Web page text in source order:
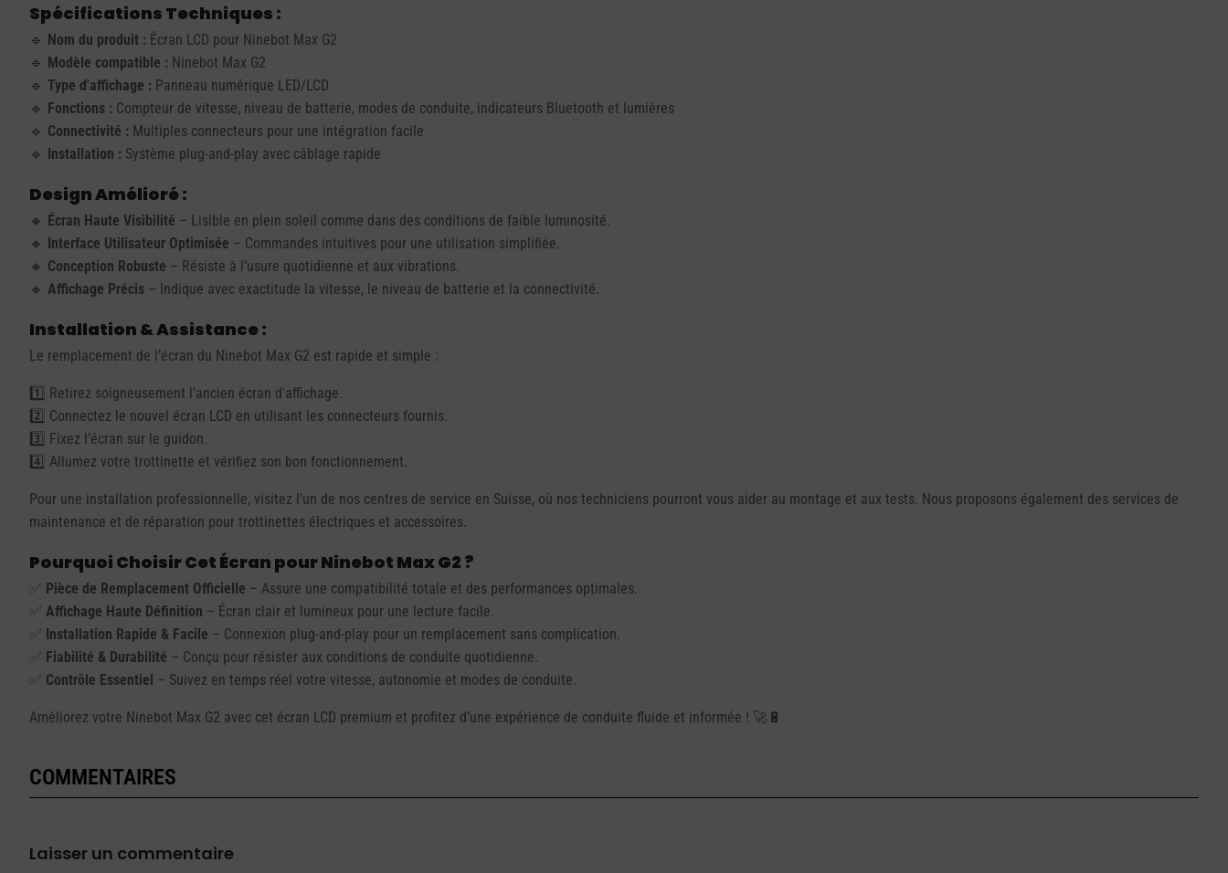
Spécifications Techniques :
🔹 Nom du produit : Écran LCD pour Ninebot Max G2
🔹 Modèle compatible : Ninebot Max G2
🔹 Type d'affichage : Panneau numérique LED/LCD
🔹 Fonctions : Compteur de vitesse, niveau de batterie, modes de conduite, indicateurs Bluetooth et lumières
🔹 Connectivité : Multiples connecteurs pour une intégration facile
🔹 Installation : Système plug-and-play avec câblage rapide
Design Amélioré :
🔸 Écran Haute Visibilité – Lisible en plein soleil comme dans des conditions de faible luminosité.
🔸 Interface Utilisateur Optimisée – Commandes intuitives pour une utilisation simplifiée.
🔸 Conception Robuste – Résiste à l’usure quotidienne et aux vibrations.
🔸 Affichage Précis – Indique avec exactitude la vitesse, le niveau de batterie et la connectivité.
Installation & Assistance :
Le remplacement de l’écran du Ninebot Max G2 est rapide et simple :
1️⃣ Retirez soigneusement l'ancien écran d'affichage.
2️⃣ Connectez le nouvel écran LCD en utilisant les connecteurs fournis.
3️⃣ Fixez l’écran sur le guidon.
4️⃣ Allumez votre trottinette et vérifiez son bon fonctionnement.
Pour une installation professionnelle, visitez l'un de nos centres de service en Suisse, où nos techniciens pourront vous aider au montage et aux tests. Nous proposons également des services de
maintenance et de réparation pour trottinettes électriques et accessoires.
Pourquoi Choisir Cet Écran pour Ninebot Max G2 ?
✅ Pièce de Remplacement Officielle – Assure une compatibilité totale et des performances optimales.
✅ Affichage Haute Définition – Écran clair et lumineux pour une lecture facile.
✅ Installation Rapide & Facile – Connexion plug-and-play pour un remplacement sans complication.
✅ Fiabilité & Durabilité – Conçu pour résister aux conditions de conduite quotidienne.
✅ Contrôle Essentiel – Suivez en temps réel votre vitesse, autonomie et modes de conduite.
Améliorez votre Ninebot Max G2 avec cet écran LCD premium et profitez d’une expérience de conduite fluide et informée ! 🚀🔋
COMMENTAIRES
Laisser un commentaire